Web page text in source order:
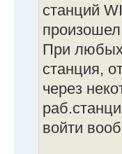
станций
При любых
станция,
через
войти